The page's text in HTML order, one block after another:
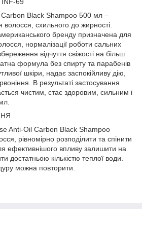
Black Shampoo 500 мл –
схильного до жирності.
бренду призначена для
нормалізації роботи сальних
відчуття свіжості на більш
формула без спирту та парабенів
шкіри, надає заспокійливу дію,
В результаті застосування
чистим, стає здоровим, сильним і
Anti-Oil Carbon Black Shampoo
рівномірно розподілити та спінити
ефективнішого впливу залишити на
достатньою кількістю теплої води.
можна повторити.